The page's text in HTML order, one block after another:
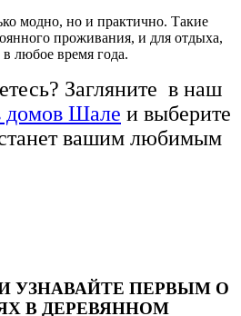
модно, но и практично. Такие
проживания, и для отдыха,
любое время года.
Загляните в наш
домов Шале и выберите
вашим любимым
УЗНАВАЙТЕ ПЕРВЫМ О
В ДЕРЕВЯННОМ